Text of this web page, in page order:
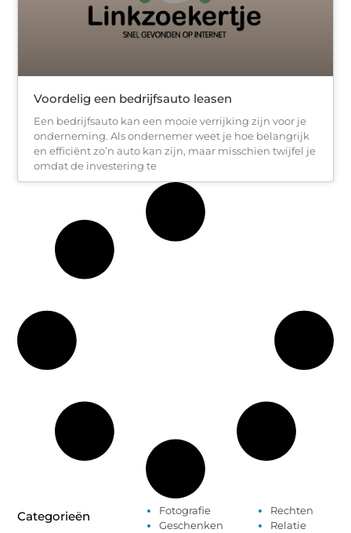
Voordelig een bedrijfsauto leasen
Een bedrijfsauto kan een mooie verrijking zijn voor je
onderneming. Als ondernemer weet je hoe belangrijk
en efficiënt zo’n auto kan zijn, maar misschien twijfel je
omdat de investering te
Categorieën
Fotografie
Geschenken
Rechten
Relatie